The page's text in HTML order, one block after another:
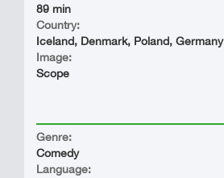
89 min
Country:
Iceland, Denmark, Poland, Germany
Image:
Scope
Genre:
Comedy
Language: